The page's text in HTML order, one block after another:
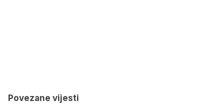
Povezane vijesti